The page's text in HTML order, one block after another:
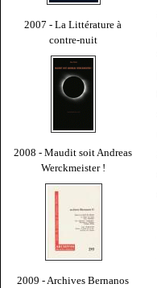
2007 - La Littérature à
contre-nuit
2008 - Maudit soit Andreas
Werckmeister !
2009 - Archives Bernanos